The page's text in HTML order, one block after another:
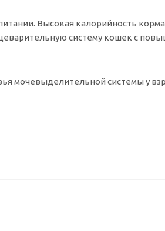
Высокая калорийность корма
систему кошек с
мочевыделительной системы у